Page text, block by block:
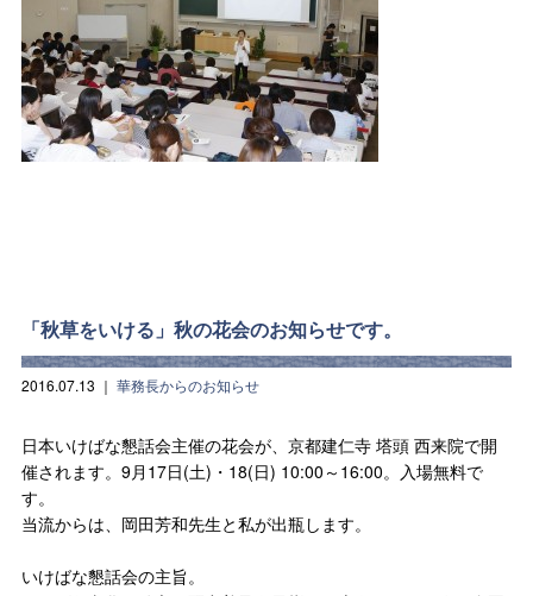
「秋草をいける」秋の花会のお知らせです。
2016.07.13 ｜ 華務長からのお知らせ
日本いけばな懇話会主催の花会が、京都建仁寺 塔頭 西来院で開
催されます。9月17日(土)・18(日) 10:00～16:00。入場無料で
す。
当流からは、岡田芳和先生と私が出瓶します。
いけばな懇話会の主旨。